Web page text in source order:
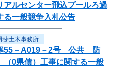
アルセンター飛込プールろ過
る一般競争入札公告
斐土木事務所
寒55－A019－2号 公共 防
（0県債）工事に関する一般